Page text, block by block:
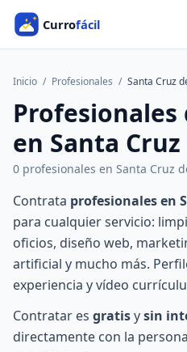
Inicio / Profesionales / Santa Cruz
en Santa
0 profesionales en Santa Cruz
Contrata profesionales en
para cualquier servicio:
oficios, diseño web,
artificial y mucho más.
experiencia y vídeo
Contratar es gratisysin
directamente con la